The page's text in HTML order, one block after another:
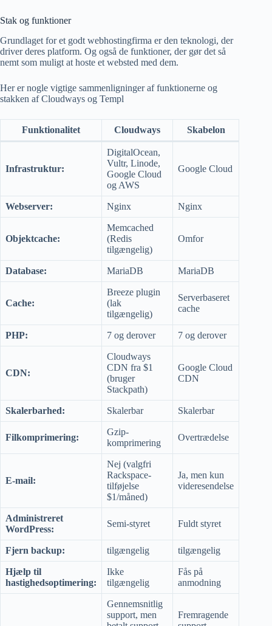
Stak og funktioner
Grundlaget for et godt webhostingfirma er den teknologi, der
driver deres platform. Og også de funktioner, der gør det så
nemt som muligt at hoste et websted med dem.
Her er nogle vigtige sammenligninger af funktionerne og
stakken af ​​Cloudways og Templ
Funktionalitet Cloudways Skabelon
Infrastruktur:
DigitalOcean,
Vultr, Linode,
Google Cloud
og AWS
Google Cloud
Webserver: Nginx Nginx
Objektcache:
Memcached
(Redis
tilgængelig)
Omfor
Database: MariaDB MariaDB
Cache:
Breeze plugin
(lak
tilgængelig)
Serverbaseret
cache
PHP: 7 og derover 7 og derover
CDN:
Cloudways
CDN fra $1
(bruger
Stackpath)
Google Cloud
CDN
Skalerbarhed: Skalerbar Skalerbar
Filkomprimering:
Gzip-
komprimering
Overtrædelse
E-mail:
Nej (valgfri
Rackspace-
tilføjelse
$1/måned)
Ja, men kun
videresendelse
Administreret
WordPress:
Semi-styret Fuldt styret
Fjern backup: tilgængelig tilgængelig
Hjælp til
hastighedsoptimering:
Ikke
tilgængelig
Fås på
anmodning
Gennemsnitlig
support, men
Fremragende